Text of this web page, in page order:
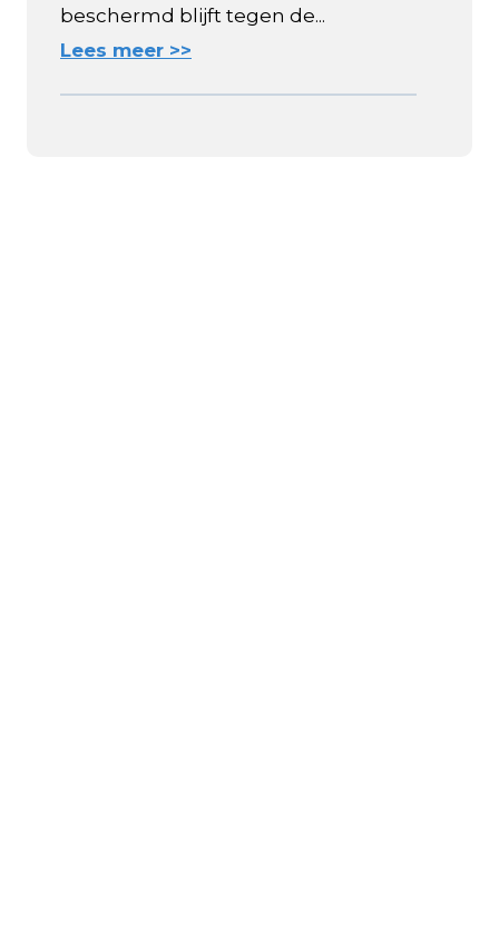
beschermd blijft tegen de...
Lees meer >>